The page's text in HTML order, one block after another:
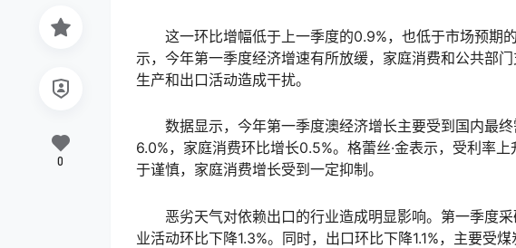
这一环比增幅低于上一季度的0.9%，也低于市场预期的
示，今年第一季度经济增速有所放缓，家庭消费和公共部
生产和出口活动造成干扰。
数据显示，今年第一季度澳经济增长主要受到国内最终
6.0%，家庭消费环比增长0.5%。格蕾丝·金表示，受利率
于谨慎，家庭消费增长受到一定抑制。
恶劣天气对依赖出口的行业造成明显影响。第一季度采
业活动环比下降1.3%。同时，出口环比下降1.1%，主要受煤
0